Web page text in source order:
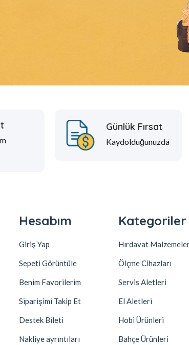
Günlük Fırsat
Kaydolduğunuzda
Hesabım
Giriş Yap
Sepeti Görüntüle
Benim Favorilerim
Siparişimi Takip Et
Destek Bileti
Nakliye ayrıntıları
Kategoriler
Hırdavat
Ölçme Cihazları
Servis Aletleri
El Aletleri
Hobi Ürünleri
Bahçe Ürünleri